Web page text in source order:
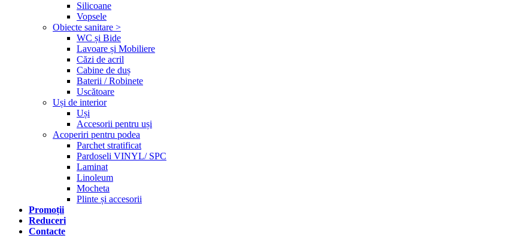
Silicoane
Vopsele
Obiecte sanitare >
WC și Bide
Lavoare și Mobiliere
Căzi de acril
Cabine de duș
Baterii / Robinete
Uscătoare
Uși de interior
Uși
Accesorii pentru uși
Acoperiri pentru podea
Parchet stratificat
Pardoseli VINYL/ SPC
Laminat
Linoleum
Mocheta
Plinte și accesorii
Promoții
Reduceri
Contacte